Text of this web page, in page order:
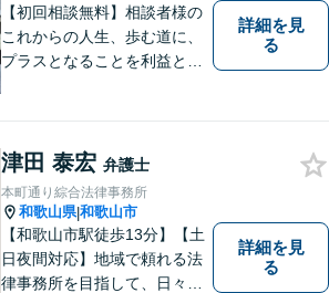
応】
【初回相談無料】相談者様の
これからの人生、歩む道に、
プラスとなることを利益と考
ご相談いただくこともありま
す。
詳細を見
る
津田 泰宏 弁護士
本町通り綜合法律事務所
和歌山県|和歌山市
【和歌山市駅徒歩13分】【土
日夜間対応】地域で頼れる法
律事務所を目指して、日々尽
詳細を見
る